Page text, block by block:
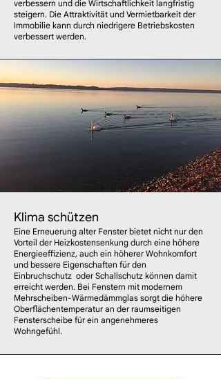
verbessern und die Wirtschaftlichkeit langfristig
steigern. Die Attraktivität und Vermietbarkeit der
Immobilie kann durch niedrigere Betriebskosten
verbessert werden.
Klima schützen
​Eine Erneuerung alter Fenster bietet nicht nur den
Vorteil der Heizkostensenkung durch eine höhere
Energieeffizienz, auch ein höherer Wohnkomfort
und bessere Eigenschaften für den
Einbruchschutz oder Schallschutz können damit
erreicht werden. Bei ​Fenstern mit modernem
Mehrscheiben-Wärmedämmglas sorgt die höhere
Oberflächentemperatur an der raumseitigen
Fensterscheibe für ein angenehmeres
Wohngefühl.